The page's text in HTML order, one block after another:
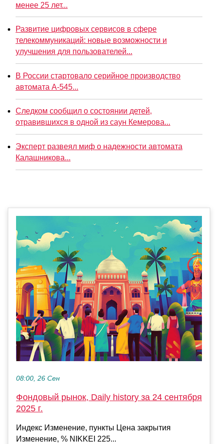
менее 25 лет...
Развитие цифровых сервисов в сфере
телекоммуникаций: новые возможности и
улучшения для пользователей...
В России стартовало серийное производство
автомата А-545...
Следком сообщил о состоянии детей,
отравившихся в одной из саун Кемерова...
Эксперт развеял миф о надежности автомата
Калашникова...
08:00, 26 Сен
Фондовый рынок, Daily history за 24 сентября
2025 г.
Индекс Изменение, пункты Цена закрытия
Изменение, % NIKKEI 225...